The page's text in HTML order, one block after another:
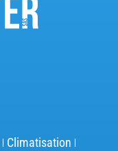
Climatisation